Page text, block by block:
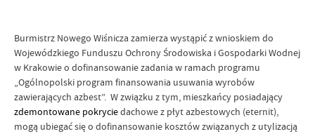
Burmistrz Nowego Wiśnicza zamierza wystąpić z wnioskiem do
Wojewódzkiego Funduszu Ochrony Środowiska i Gospodarki Wodnej
w Krakowie o dofinansowanie zadania w ramach programu
„Ogólnopolski program finansowania usuwania wyrobów
zawierających azbest”. W związku z tym, mieszkańcy posiadający
zdemontowane pokryciedachowe z płyt azbestowych (eternit),
mogą ubiegać się o dofinansowanie kosztów związanych z utylizacją